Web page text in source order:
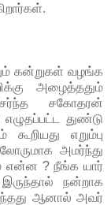
கன்றுகள் வழங்க
அழைத்ததும்
சகோதரன்
எழுதப்பட்ட துண்டு
எறும்பு
அமர்ந்து
என்ன ? நீங்க யார்
நன்றாக
ஆனால் அவர்